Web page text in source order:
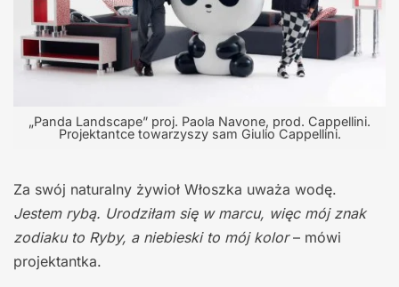
„Panda Landscape” proj. Paola Navone, prod. Cappellini.
Projektantce towarzyszy sam Giulio Cappellini.
Za swój naturalny żywioł Włoszka uważa wodę.
Jestem rybą. Urodziłam się w marcu, więc mój znak
zodiaku to Ryby, a niebieski to mój kolor– mówi
projektantka.